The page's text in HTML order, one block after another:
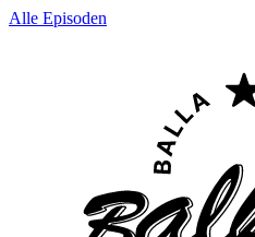
Alle Episoden